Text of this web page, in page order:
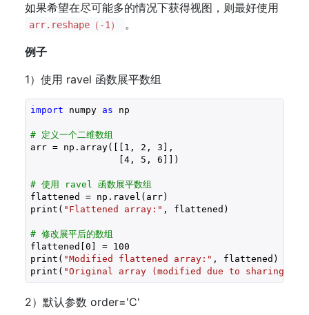
如果希望在尽可能多的情况下获得视图，则最好使用
arr.reshape（-1）
。
例子
1）使用 ravel 函数展平数组
import numpy as np
# 定义一个二维数组
arr = np.array([[ 1 , 2 , 3 ],
                [
4, 5 , 6 ]])
# 使用 ravel 函数展平数组
flattened = np.ravel(arr)
print( "Flattened array:" , flattened)
# 修改展平后的数组
flattened[0 ] = 100
print( "Modified flattened array:" , flattened)
print( "Original array (modified due to sharing):"
2）默认参数 order='C'